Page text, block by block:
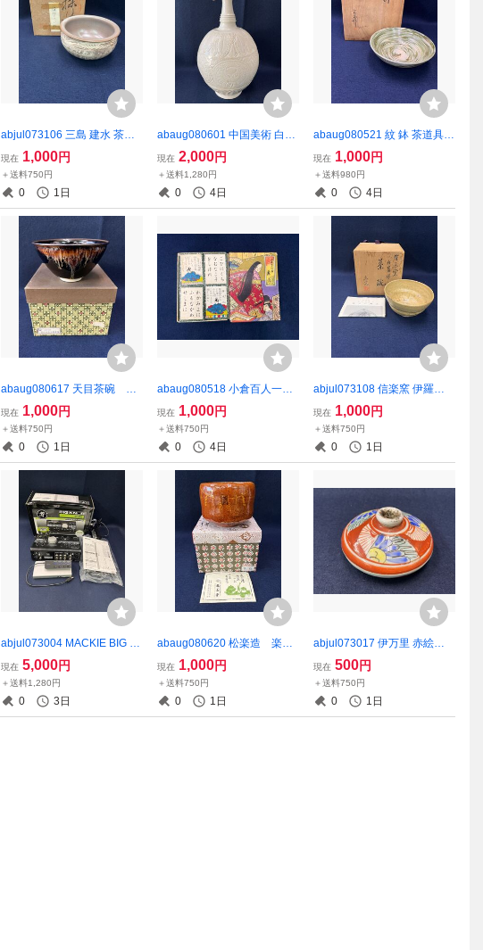
abjul073106 三島 建水 茶道
具 陶芸
現在 1,000円
＋送料750円
0 1日
abaug080601 中国美術 白釉
鳳首 注壺 置物 古美術 骨董
現在 2,000円
＋送料1,280円
0 4日
abaug080521 紋 鉢 茶道具
菓子鉢 在銘 良斎
現在 1,000円
＋送料980円
0 4日
abaug080617 天目茶碗 定
一造 抹茶碗 茶道具 茶碗
現在 1,000円
＋送料750円
0 1日
abaug080518 小倉百人一首
舞扇 百人一首 レトロ 当
時物 任天堂
現在 1,000円
＋送料750円
0 4日
abjul073108 信楽窯 伊羅保
茶碗 抹茶碗 茶道具 在銘 楽
斉
現在 1,000円
＋送料750円
0 1日
abjul073004 MACKIE BIG K
NOB STUDIO モニターコン
トローラー 働作未確認
現在 5,000円
＋送料1,280円
0 3日
abaug080620 松楽造 楽茶
碗 抹茶碗 茶道具
現在 1,000円
＋送料750円
0 1日
abjul073017 伊万里 赤絵
油壺 一輪挿し 小壺 時代
物
現在 500円
＋送料750円
0 1日